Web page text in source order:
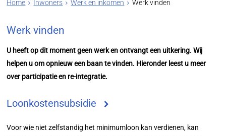
Home Inwoners Werk en inkomen Werk vinden
Werk vinden
U heeft op dit moment geen werk en ontvangt een uitkering. Wij
helpen u om opnieuw een baan te vinden. Hieronder leest u meer
over participatie en re-integratie.
Loonkostensubsidie
Voor wie niet zelfstandig het minimumloon kan verdienen, kan